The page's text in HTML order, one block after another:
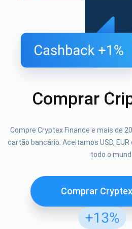
Comprar
Compre Cryptex Finance e mais de
cartão bancário. Aceitamos USD,
todo o
Comprar